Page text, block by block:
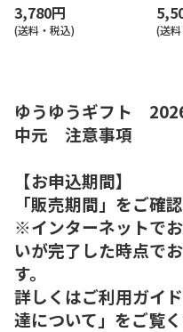
3,780円
(送料・税込) (送
ゆうゆうギフト
中元 注意事項
【お申込期間】
「販売期間」をご確
※インターネットで
いが完了した時点で
す。
詳しくはご利用ガイ
達について」をご覧く